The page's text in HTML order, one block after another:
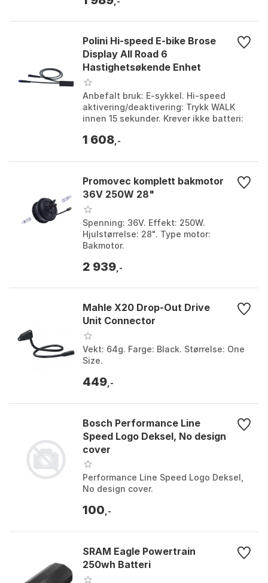
Polini Hi-speed E-bike Brose
Display All Road 6
Hastighetsøkende Enhet
Anbefalt bruk: E-sykkel. Hi-speed
aktivering/deaktivering: Trykk WALK
innen 15 sekunder. Krever ikke batteri:
FANTIC, XMF 1....
1 608 ,-
Promovec komplett bakmotor
36V 250W 28"
Spenning: 36V. Effekt: 250W.
Hjulstørrelse: 28". Type motor:
Bakmotor.
2 939 ,-
Mahle X20 Drop-Out Drive
Unit Connector
Vekt: 64g. Farge: Black. Størrelse: One
Size.
449 ,-
Bosch Performance Line
Speed Logo Deksel, No design
cover
Performance Line Speed Logo Deksel,
No design cover.
100 ,-
SRAM Eagle Powertrain
250wh Batteri